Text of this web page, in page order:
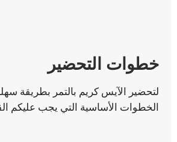
خطوات التحضير
لتحضير الآيس كريم بالتمر بطريقة
الخطوات الأساسية التي يجب عليكم